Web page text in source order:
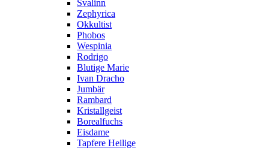
Svalinn
Zephyrica
Okkultist
Phobos
Wespinia
Rodrigo
Blutige Marie
Ivan Dracho
Jumbär
Rambard
Kristallgeist
Borealfuchs
Eisdame
Tapfere Heilige